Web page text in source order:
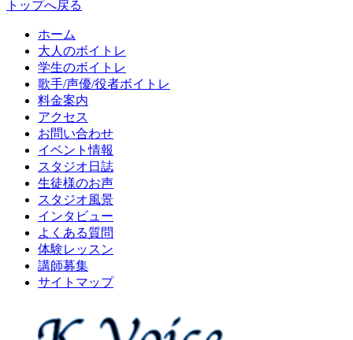
トップへ戻る
ホーム
大人のボイトレ
学生のボイトレ
歌手/声優/役者ボイトレ
料金案内
アクセス
お問い合わせ
イベント情報
スタジオ日誌
生徒様のお声
スタジオ風景
インタビュー
よくある質問
体験レッスン
講師募集
サイトマップ